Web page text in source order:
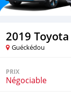
2019
Guéckédou
PRIX
Négociable